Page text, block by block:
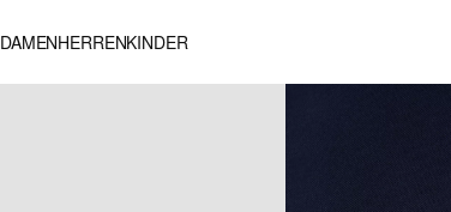
DAMENHERRENKINDER